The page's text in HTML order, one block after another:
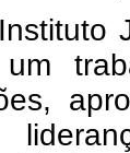
um